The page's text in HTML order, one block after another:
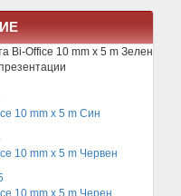
Bi-Office 10 mm x 5 m Зелен
10 mm x 5 m Син
10 mm x 5 m Червен
10 mm x 5 m Черен